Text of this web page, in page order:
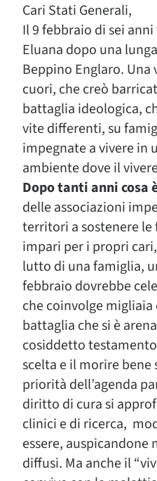
Cari Stati Generali,
Il 9 febbraio di sei
Eluana dopo una
Beppino Englaro. Una
cuori, che creò
battaglia ideologica,
vite differenti, su
impegnate a vivere in
ambiente dove il
Dopo tanti anni cosa
delle associazioni
territori a sostenere
impari per i propri
lutto di una famiglia,
febbraio dovrebbe
che coinvolge migliaia
battaglia che si è
cosiddetto
scelta e il morire bene
priorità dell’agenda
diritto di cura si
clinici e di ricerca,
essere,
diffusi. Ma anche il